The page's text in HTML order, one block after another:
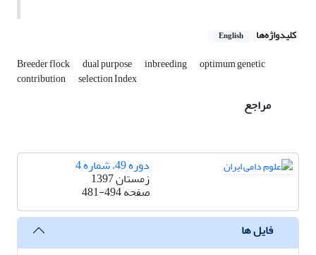
کلیدواژه‌ها English
Breeder flock dual purpose inbreeding optimum genetic
contribution selection Index
مراجع
دوره 49، شماره 4
زمستان 1397
صفحه481-494
فایل ها